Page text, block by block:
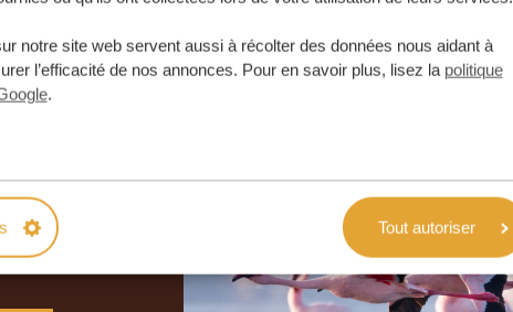
notre site web servent aussi à récolter des données nous aidant à
l’efficacité de nos annonces. Pour en savoir plus, lisez la politique
.
Tout autoriser